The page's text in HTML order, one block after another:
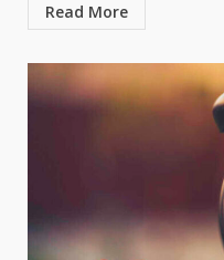
Read More